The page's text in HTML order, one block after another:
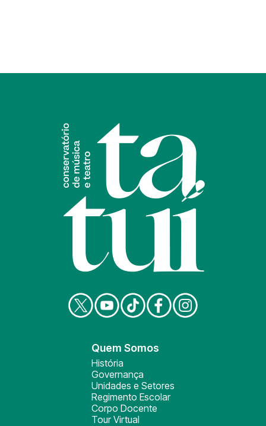
Quem Somos
História
Governança
Unidades e Setores
Regimento Escolar
Corpo Docente
Tour Virtual